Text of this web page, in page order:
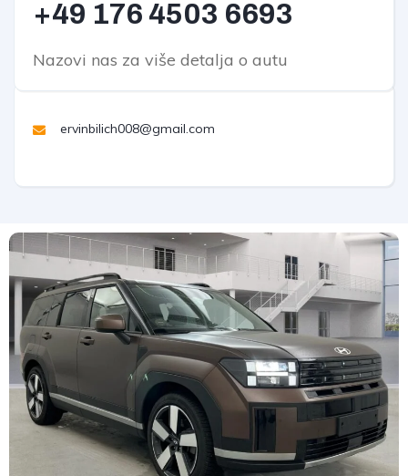
+49 176 4503 6693
Nazovi nas za više detalja o autu
ervinbilich008@gmail.com